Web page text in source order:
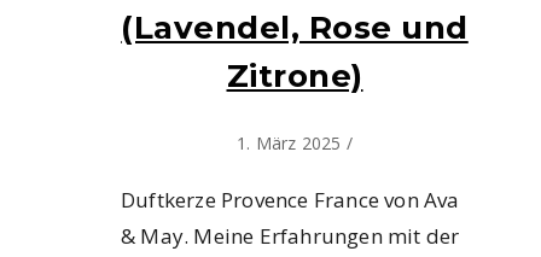
(Lavendel, Rose und
Zitrone)
1. März 2025 /
Duftkerze Provence France von Ava
& May. Meine Erfahrungen mit der